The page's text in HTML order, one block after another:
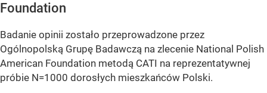
Foundation
Badanie opinii zostało przeprowadzone przez
Ogólnopolską Grupę Badawczą na zlecenie National Polish
American Foundation metodą CATI na reprezentatywnej
próbie N=1000 dorosłych mieszkańców Polski.